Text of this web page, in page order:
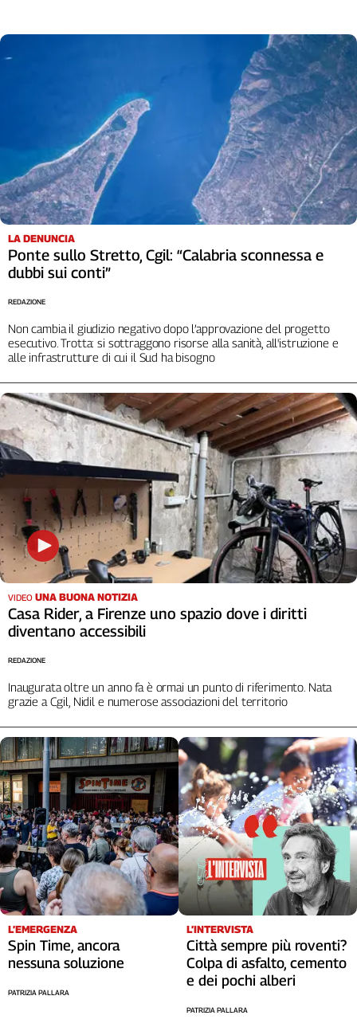
LA DENUNCIA
Ponte sullo Stretto, Cgil: “Calabria sconnessa e
dubbi sui conti”
Non cambia il giudizio negativo dopo l’approvazione del progetto
esecutivo. Trotta: si sottraggono risorse alla sanità, all'istruzione e
alle infrastrutture di cui il Sud ha bisogno
REDAZIONE
VIDEO UNA BUONA NOTIZIA
Casa Rider, a Firenze uno spazio dove i diritti
diventano accessibili
Inaugurata oltre un anno fa è ormai un punto di riferimento. Nata
grazie a Cgil, Nidil e numerose associazioni del territorio
REDAZIONE
L’EMERGENZA
Spin Time, ancora
nessuna soluzione
PATRIZIA PALLARA
L’INTERVISTA
Città sempre più roventi?
Colpa di asfalto, cemento
e dei pochi alberi
PATRIZIA PALLARA